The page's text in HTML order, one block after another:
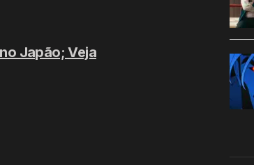
Japão; Veja